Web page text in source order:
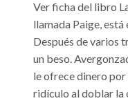
Ver ficha del libro
llamada Paige, está
Después de varios
un beso.
le ofrece dinero por
ridículo al doblar la